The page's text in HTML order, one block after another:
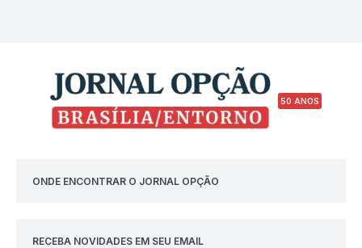
50 ANOS
ONDE ENCONTRAR O JORNAL OPÇÃO
RECEBA NOVIDADES EM SEU EMAIL